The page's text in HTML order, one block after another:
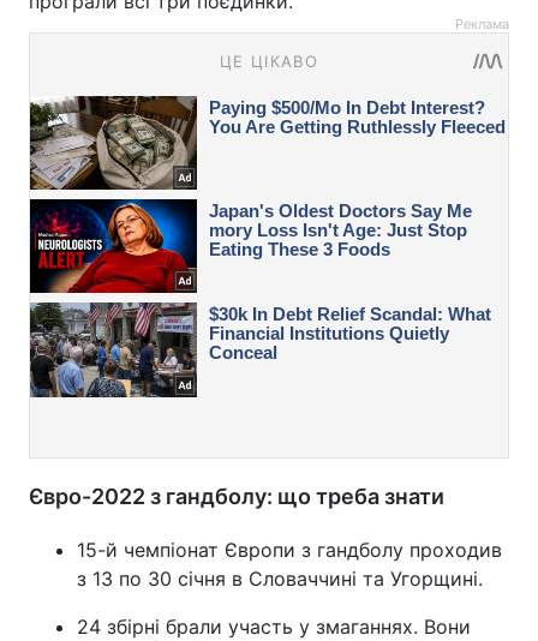
Реклама
Євро-2022 з гандболу: що треба знати
15-й чемпіонат Європи з гандболу проходив
з 13 по 30 січня в Словаччині та Угорщині.
24 збірні брали участь у змаганнях. Вони